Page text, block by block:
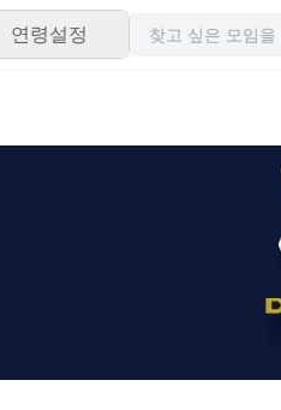
연령설정